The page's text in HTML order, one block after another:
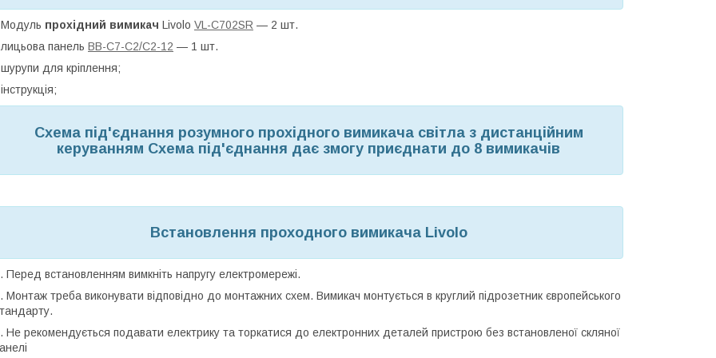
прохідний вимикач Livolo VL-C702SR — 2 шт.
панель BB-C7-C2/C2-12 — 1 шт.
для кріплення;
Схема під'єднання розумного прохідного вимикача світла з дистанційним
керуванням Схема під'єднання дає змогу приєднати до 8 вимикачів
Встановлення проходного вимикача Livolo
Перед встановленням вимкніть напругу електромережі.
Монтаж треба виконувати відповідно до монтажних схем. Вимикач монтується в круглий підрозетник європейського
Не рекомендується подавати електрику та торкатися до електронних деталей пристрою без встановленої скляної